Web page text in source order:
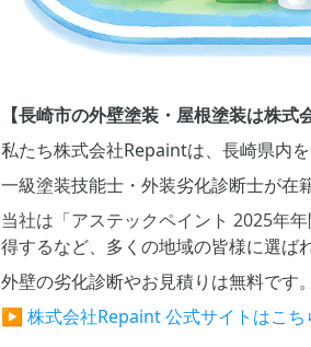
【長崎市の外壁塗装・屋根塗装は株式
私たち株式会社Repaintは、長崎県内
一級塗装技能士・外装劣化診断士が在
当社は「アステックペイント 2025年
得するなど、多くの地域の皆様に選ば
外壁の劣化診断やお見積りは無料です
▶️ 株式会社Repaint 公式サイトはこち